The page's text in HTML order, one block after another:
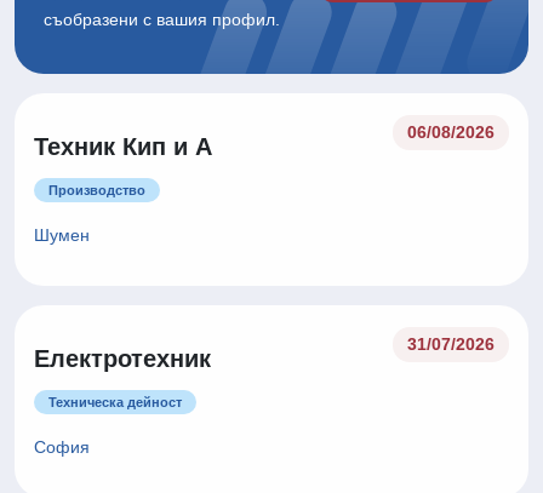
съобразени с вашия профил.
Техник Кип и А
06/08/2026
Производство
Шумен
Електротехник
31/07/2026
Техническа дейност
София